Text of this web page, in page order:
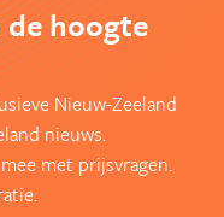
de hoogte
Nieuw-Zeeland
nieuws.
met prijsvragen.